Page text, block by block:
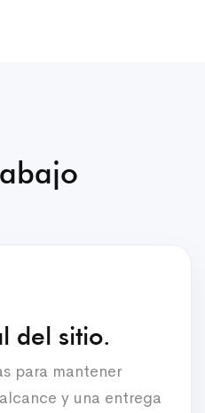
del sitio.
para mantener
y una entrega